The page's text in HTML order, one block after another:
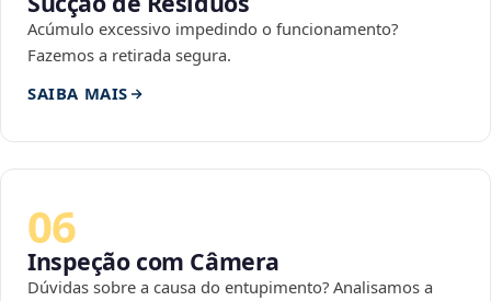
Acúmulo excessivo impedindo o funcionamento?
Fazemos a retirada segura.
SAIBA MAIS
06
Inspeção com Câmera
Dúvidas sobre a causa do entupimento? Analisamos a